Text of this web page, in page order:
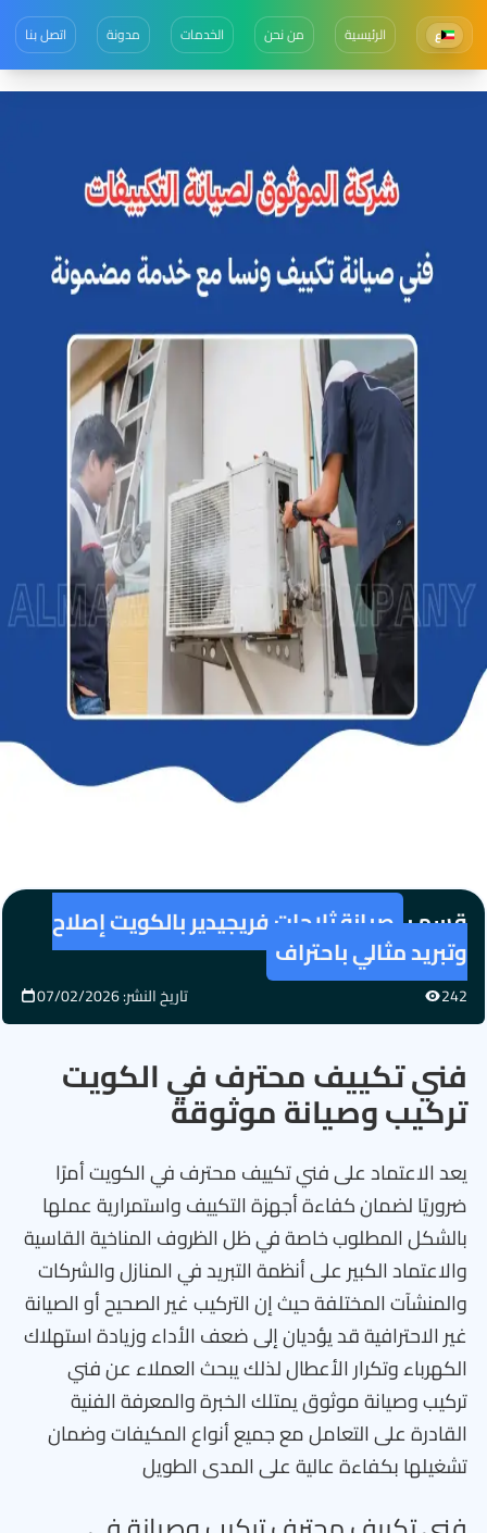
ع الرئيسية من نحن الخدمات مدونة اتصل بنا
قسم : صيانة ثلاجات فريجيدير بالكويت إصلاح
وتبريد مثالي باحتراف
242 تاريخ النشر: 07/02/2026
فني تكييف محترف في الكويت
تركيب وصيانة موثوقة
يعد الاعتماد على فني تكييف محترف في الكويت أمرًا
ضروريًا لضمان كفاءة أجهزة التكييف واستمرارية عملها
بالشكل المطلوب خاصة في ظل الظروف المناخية القاسية
والاعتماد الكبير على أنظمة التبريد في المنازل والشركات
والمنشآت المختلفة حيث إن التركيب غير الصحيح أو الصيانة
غير الاحترافية قد يؤديان إلى ضعف الأداء وزيادة استهلاك
الكهرباء وتكرار الأعطال لذلك يبحث العملاء عن فني
تركيب وصيانة موثوق يمتلك الخبرة والمعرفة الفنية
القادرة على التعامل مع جميع أنواع المكيفات وضمان
تشغيلها بكفاءة عالية على المدى الطويل